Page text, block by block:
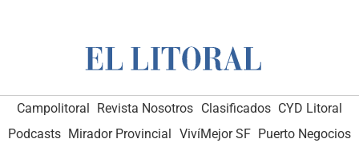
Campolitoral Revista Nosotros Clasificados CYD Litoral
Podcasts Mirador Provincial VivíMejor SF Puerto Negocios